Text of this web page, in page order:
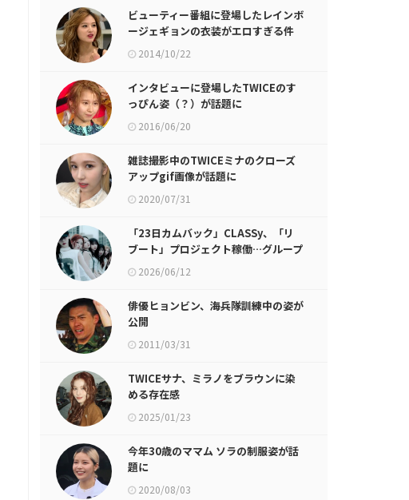
ビューティー番組に登場したレインボ
ージェギョンの衣装がエロすぎる件
2014/10/22
インタビューに登場したTWICEのす
っぴん姿（？）が話題に
2016/06/20
雑誌撮影中のTWICEミナのクローズ
アップgif画像が話題に
2020/07/31
「23日カムバック」CLASSy、「リ
ブート」プロジェクト稼働…グループ
名表記も変更
2026/06/12
俳優ヒョンビン、海兵隊訓練中の姿が
公開
2011/03/31
TWICEサナ、ミラノをブラウンに染
める存在感
2025/01/23
今年30歳のママム ソラの制服姿が話
題に
2020/08/03